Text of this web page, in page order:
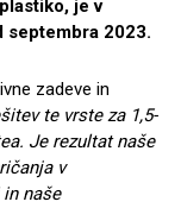
je v
septembra 2023.
zadeve in
te vrste za 1,5-
Je rezultat naše
v
naše